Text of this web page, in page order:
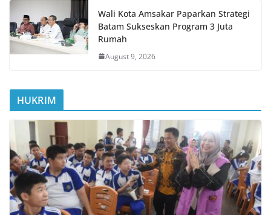
Wali Kota Amsakar Paparkan Strategi
Batam Sukseskan Program 3 Juta
Rumah
August 9, 2026
HUKRIM